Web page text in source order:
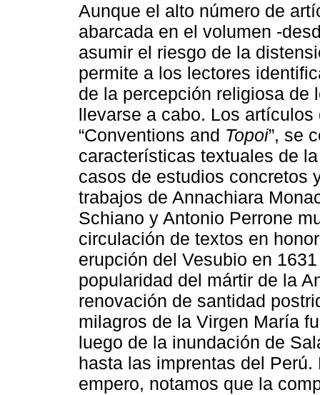
Aunque el alto número de
abarcada en el volumen -
asumir el riesgo de la
permite a los lectores
de la percepción religiosa de
llevarse a cabo. Los
“Conventions and Topoi”, se
características textuales de
casos de estudios concretos
trabajos de Annachiara
Schiano y Antonio Perrone
circulación de textos en
erupción del Vesubio en
popularidad del mártir de la
renovación de santidad
milagros de la Virgen María
luego de la inundación de
hasta las imprentas del
empero, notamos que la